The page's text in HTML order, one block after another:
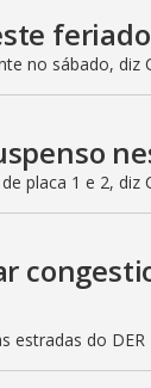
feriado
no sábado, diz
placa 1 e 2, diz
estradas do DER